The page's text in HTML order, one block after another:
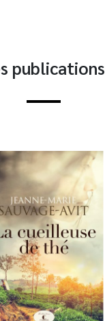
publications